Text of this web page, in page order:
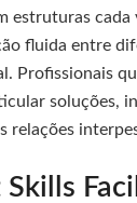
estruturas
fluida entre
Profissionais
soluções,
relações